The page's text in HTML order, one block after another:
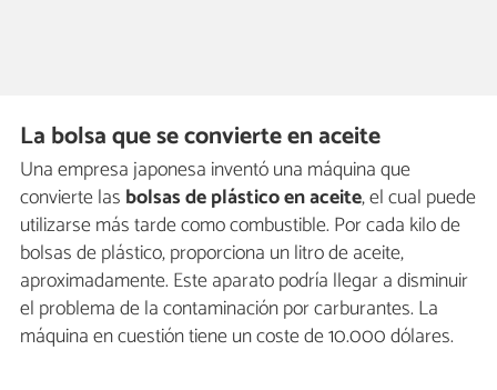
La bolsa que se convierte en aceite
Una empresa japonesa inventó una máquina que
convierte las bolsas de plástico en aceite, el cual puede
utilizarse más tarde como combustible. Por cada kilo de
bolsas de plástico, proporciona un litro de aceite,
aproximadamente. Este aparato podría llegar a disminuir
el problema de la contaminación por carburantes. La
máquina en cuestión tiene un coste de 10.000 dólares.